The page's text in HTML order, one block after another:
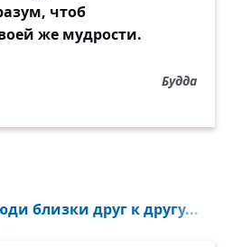
чтоб
же мудрости.
Будда
близки друг к другу...